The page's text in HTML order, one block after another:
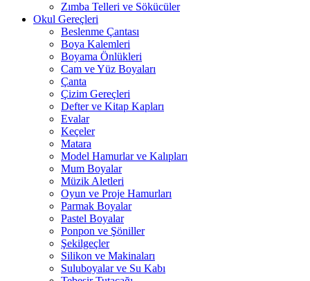
Zımba Telleri ve Sökücüler
Okul Gereçleri
Beslenme Çantası
Boya Kalemleri
Boyama Önlükleri
Cam ve Yüz Boyaları
Çanta
Çizim Gereçleri
Defter ve Kitap Kapları
Evalar
Keçeler
Matara
Model Hamurlar ve Kalıpları
Mum Boyalar
Müzik Aletleri
Oyun ve Proje Hamurları
Parmak Boyalar
Pastel Boyalar
Ponpon ve Şöniller
Şekilgeçler
Silikon ve Makinaları
Suluboyalar ve Su Kabı